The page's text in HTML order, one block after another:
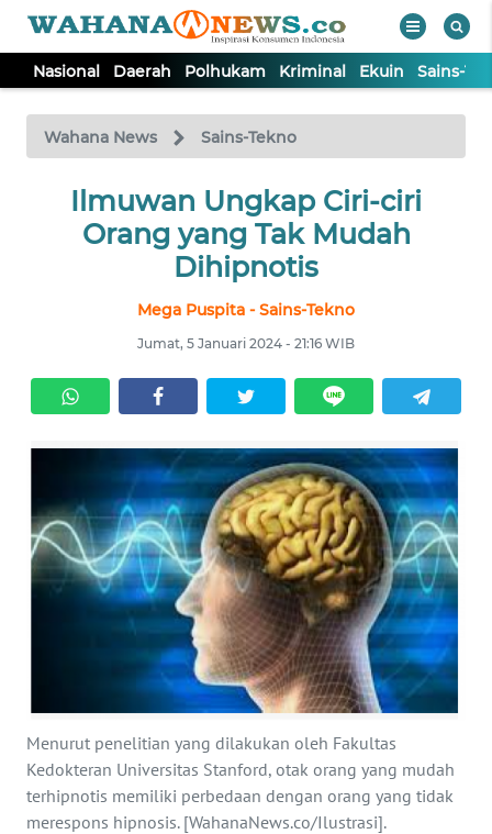
Nasional Daerah Polhukam Kriminal Ekuin Sains-
Wahana News Sains-Tekno
Ilmuwan Ungkap Ciri-ciri
Orang yang Tak Mudah
Dihipnotis
Mega Puspita - Sains-Tekno
Jumat, 5 Januari 2024 - 21:16 WIB
Menurut penelitian yang dilakukan oleh Fakultas
Kedokteran Universitas Stanford, otak orang yang mudah
terhipnotis memiliki perbedaan dengan orang yang tidak
merespons hipnosis. [WahanaNews.co/Ilustrasi].
TV
Tutup
NASIONAL
KRIMINAL
SAINS-TEKNO
KESEHATAN
INTERNASIONAL
PENDIDIKAN
OLAHRAGA